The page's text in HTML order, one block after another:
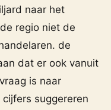
naar het
regio niet de
de
dat er ook vanuit
is naar
suggereren